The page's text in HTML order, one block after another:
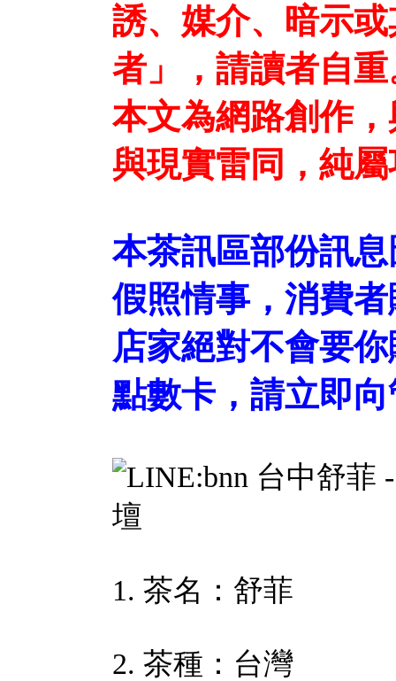
誘、媒介、暗示
者」，請讀者自重
本文為網路創作
與現實雷同，純
本茶訊區部份訊
假照情事，消費
店家絕對不會要
點數卡，請立即
1. 茶名：舒菲
2. 茶種：台灣